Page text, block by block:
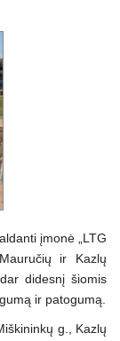
įmonė „LTG
ir Kazlų
didesnį šiomis
ir patogumą.
g., Kazlų